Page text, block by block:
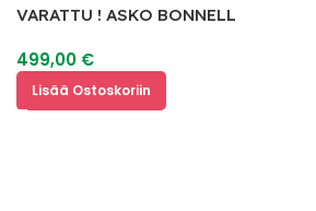
VARATTU ! ASKO BONNELL
499,00 €
Lisää Ostoskoriin